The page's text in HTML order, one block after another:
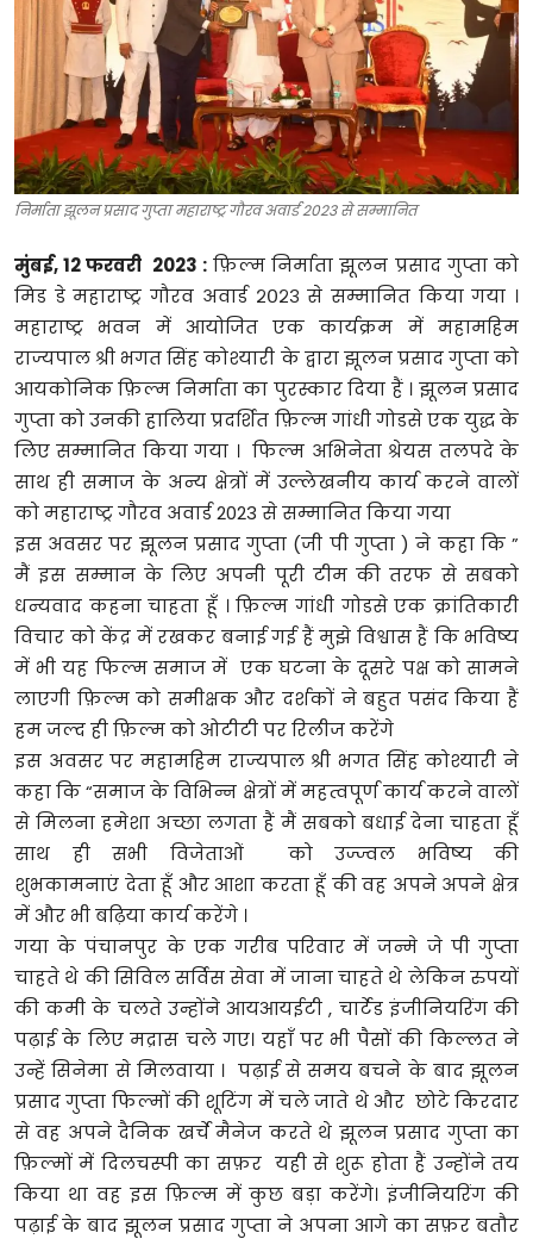
टेक्नोलॉजी
खेल
फैशन
संपादकीय
बिज़नेस
निर्माता झूलन प्रसाद गुप्ता महाराष्ट्र गौरव अवार्ड 2023 से सम्मानित
मुंबई, 12 फरवरी 2023 :फ़िल्म निर्माता झूलन प्रसाद गुप्ता को
मिड डे महाराष्ट्र गौरव अवार्ड २०२३ से सम्मानित किया गया ।
महाराष्ट्र भवन में आयोजित एक कार्यक्रम में महामहिम
राज्यपाल श्री भगत सिंह कोश्यारी के द्वारा झूलन प्रसाद गुप्ता को
आयकोनिक फ़िल्म निर्माता का पुरस्कार दिया हैं । झूलन प्रसाद
गुप्ता को उनकी हालिया प्रदर्शित फ़िल्म गांधी गोडसे एक युद्ध के
लिए सम्मानित किया गया । फिल्म अभिनेता श्रेयस तलपदे के
साथ ही समाज के अन्य क्षेत्रों में उल्लेखनीय कार्य करने वालों
को महाराष्ट्र गौरव अवार्ड 2023 से सम्मानित किया गया
इस अवसर पर झूलन प्रसाद गुप्ता (जी पी गुप्ता ) ने कहा कि ”
मैं इस सम्मान के लिए अपनी पूरी टीम की तरफ से सबको
धन्यवाद कहना चाहता हूँ । फ़िल्म गांधी गोडसे एक क्रांतिकारी
विचार को केंद्र में रखकर बनाई गई हैं मुझे विश्वास हैं कि भविष्य
में भी यह फिल्म समाज में एक घटना के दूसरे पक्ष को सामने
लाएगी फ़िल्म को समीक्षक और दर्शकों ने बहुत पसंद किया हैं
हम जल्द ही फ़िल्म को ओटीटी पर रिलीज करेंगे
इस अवसर पर महामहिम राज्यपाल श्री भगत सिंह कोश्यारी ने
कहा कि “समाज के विभिन्न क्षेत्रों में महत्वपूर्ण कार्य करने वालों
से मिलना हमेशा अच्छा लगता हैं मैं सबको बधाई देना चाहता हूँ
साथ ही सभी विजेताओं को उज्ज्वल भविष्य की
शुभकामनाएं देता हूँ और आशा करता हूँ की वह अपने अपने क्षेत्र
में और भी बढ़िया कार्य करेंगे ।
गया के पंचानपुर के एक गरीब परिवार में जन्मे जे पी गुप्ता
चाहते थे की सिविल सर्विस सेवा में जाना चाहते थे लेकिन रुपयों
की कमी के चलते उन्होंने आयआयईटी , चार्टेड इंजीनियरिंग की
पढ़ाई के लिए मद्रास चले गए। यहाँ पर भी पैसों की किल्लत ने
उन्हें सिनेमा से मिलवाया । पढ़ाई से समय बचने के बाद झूलन
प्रसाद गुप्ता फिल्मों की शूटिंग में चले जाते थे और छोटे किरदार
से वह अपने दैनिक खर्चे मैनेज करते थे झूलन प्रसाद गुप्ता का
फ़िल्मों में दिलचस्पी का सफ़र यही से शुरू होता हैं उन्होंने तय
किया था वह इस फ़िल्म में कुछ बड़ा करेंगे। इंजीनियरिंग की
पढ़ाई के बाद झूलन प्रसाद गुप्ता ने अपना आगे का सफ़र बतौर